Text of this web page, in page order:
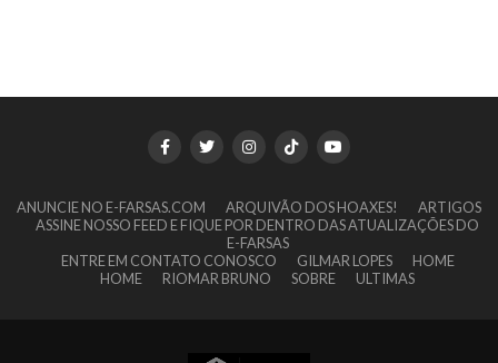
ANUNCIE NO E-FARSAS.COM ARQUIVÃO DOS HOAXES!
ARTIGOS
ASSINE NOSSO FEED E FIQUE POR DENTRO DAS ATUALIZAÇÕES DO
E-FARSAS
ENTRE EM CONTATO CONOSCO
GILMAR LOPES
HOME
HOME
RIOMAR BRUNO SOBRE ULTIMAS